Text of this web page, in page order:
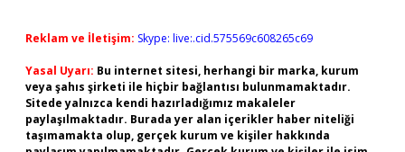
Reklam ve İletişim: Skype: live:.cid.575569c608265c69
Yasal Uyarı: Bu internet sitesi, herhangi bir marka, kurum
veya şahıs şirketi ile hiçbir bağlantısı bulunmamaktadır.
Sitede yalnızca kendi hazırladığımız makaleler
paylaşılmaktadır. Burada yer alan içerikler haber niteliği
taşımamakta olup, gerçek kurum ve kişiler hakkında